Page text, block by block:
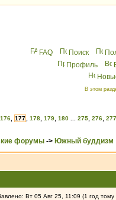
FAQ Поиск
Профиль
В этом
176 177 178 179 180 275 276 277
форумы -> Южный буддизм
Вт 05 Авг 25, 11:09 (1 год тому